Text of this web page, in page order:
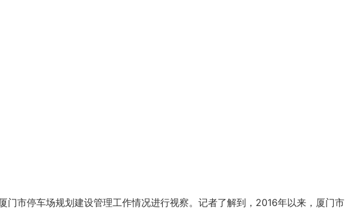
门市停车场规划建设管理工作情况进行视察。记者了解到，2016年以来，厦门市